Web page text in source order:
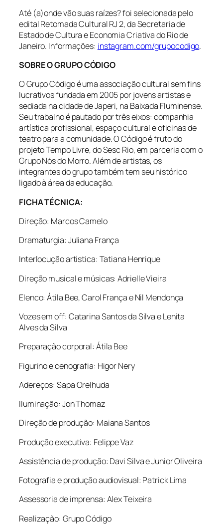
Até (a)onde vão suas raízes? foi selecionada pelo
edital Retomada Cultural RJ 2, da Secretaria de
Estado de Cultura e Economia Criativa do Rio de
Janeiro. Informações: instagram.com/grupocodigo.
SOBRE O GRUPO CÓDIGO
O Grupo Código é uma associação cultural sem fins
lucrativos fundada em 2005 por jovens artistas e
sediada na cidade de Japeri, na Baixada Fluminense.
Seu trabalho é pautado por três eixos: companhia
artística profissional, espaço cultural e oficinas de
teatro para a comunidade. O Código é fruto do
projeto Tempo Livre, do Sesc Rio, em parceria com o
Grupo Nós do Morro. Além de artistas, os
integrantes do grupo também tem seu histórico
ligado à área da educação.
FICHA TÉCNICA:
Direção: Marcos Camelo
Dramaturgia: Juliana França
Interlocução artística: Tatiana Henrique
Direção musical e músicas: Adrielle Vieira
Elenco: Átila Bee, Carol França e Nil Mendonça
Vozes em off: Catarina Santos da Silva e Lenita
Alves da Silva
Preparação corporal: Átila Bee
Figurino e cenografia: Higor Nery
Adereços: Sapa Orelhuda
Iluminação: Jon Thomaz
Direção de produção: Maiana Santos
Produção executiva: Felippe Vaz
Assistência de produção: Davi Silva e Junior Oliveira
Fotografia e produção audiovisual: Patrick Lima
Assessoria de imprensa: Alex Teixeira
Realização: Grupo Código